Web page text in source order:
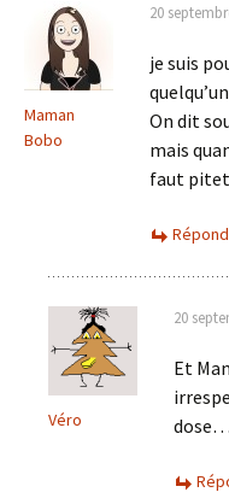
Maman
Bobo
20
je suis
On dit
mais
faut
Véro
20
Et